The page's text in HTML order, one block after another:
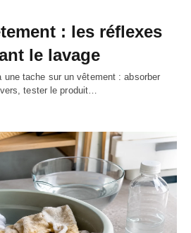
: les réflexes
le lavage
une tache sur un vêtement : absorber
tester le produit…